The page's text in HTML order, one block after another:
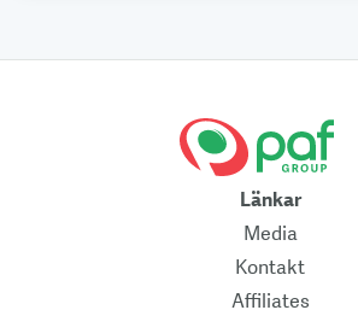
Länkar
Media
Kontakt
Affiliates